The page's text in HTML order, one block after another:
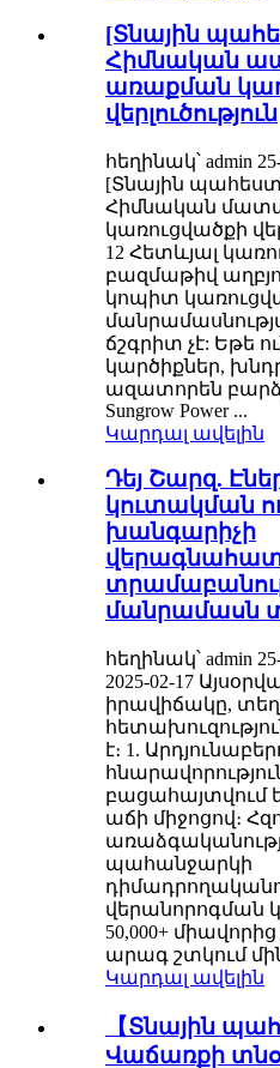
[Տնային
Հիմնական
առաքման
վերլուծություն
հեղինակ՝ admin
[Տնային
Հիմնական
կառուցվածքի
12 Հետևյալ
բազմաթիվ
կոպիտ
ճշգրիտ չէ: Եթե
կարծիքներ,
ազատորեն
Sungrow Power ...
Կարդալ ավելին
Դեյ Շարզ.
կուտակման
խանգարիչի
մանրամասն
հեղինակ՝ admin
2025-02-17
իրավիճակը,
է։ 1.
բացահայտվում
աճի միջոցով։
պահանջարկի
վերանորոգման
50,000+
արագ շտկում
Կարդալ ավելին
【Տնային
Վաճառքի